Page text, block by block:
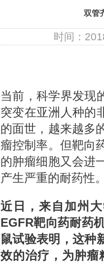
双管
时间：
当前，科学界发现
突变在亚洲人种的
的面世，越来越多
瘤控制率。但靶向
的肿瘤细胞又会进
产生严重的耐药性
近日，来自加州
EGFR靶向药耐药
鼠试验表明，这种
效的治疗，为肿瘤